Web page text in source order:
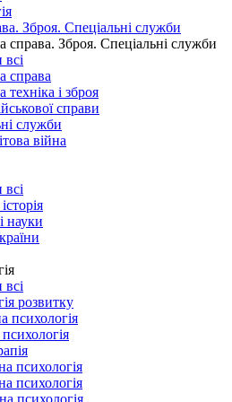
Зброя. Спеціальні служби
справа. Зброя. Спеціальні служби
справа
техніка і зброя
справи
служби
війна
науки
розвитку
психологія
психологія
психологія
психологія